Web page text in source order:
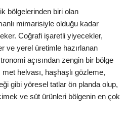
bölgelerinden biri olan
mimarisiyle olduğu kadar
Coğrafi işaretli yiyecekler,
ve yerel üretimle hazırlanan
açısından zengin bir bölge
helvası, haşhaşlı gözleme,
gibi yöresel tatlar ön planda olup,
ve süt ürünleri bölgenin en çok